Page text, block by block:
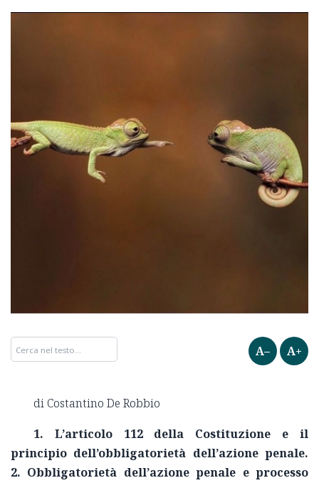
A– A+
di Costantino De Robbio
1. L’articolo 112 della Costituzione e il
principio dell’obbligatorietà dell’azione penale.
2. Obbligatorietà dell’azione penale e processo